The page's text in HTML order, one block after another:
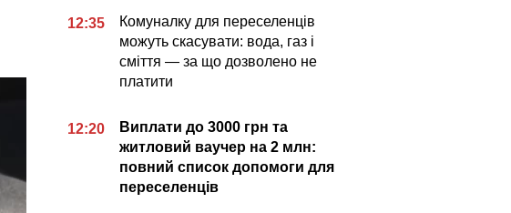
12:35
Комуналку для переселенців
можуть скасувати: вода, газ і
сміття — за що дозволено не
платити
12:20
Виплати до 3000 грн та
житловий ваучер на 2 млн:
повний список допомоги для
переселенців